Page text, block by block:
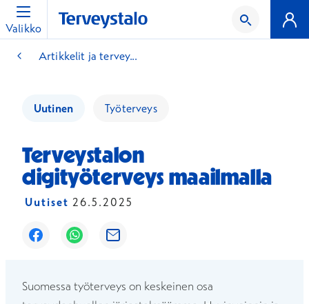
Valikko
Artikkelit ja tervey...
Uutinen Työterveys
Terveystalon
digityöterveys maailmalla
Uutiset 26.5.2025
Avautuu uuteen ikkunaan
Avautuu uuteen ikkunaan
Avautuu uuteen ikkunaan
Suomessa työterveys on keskeinen osa